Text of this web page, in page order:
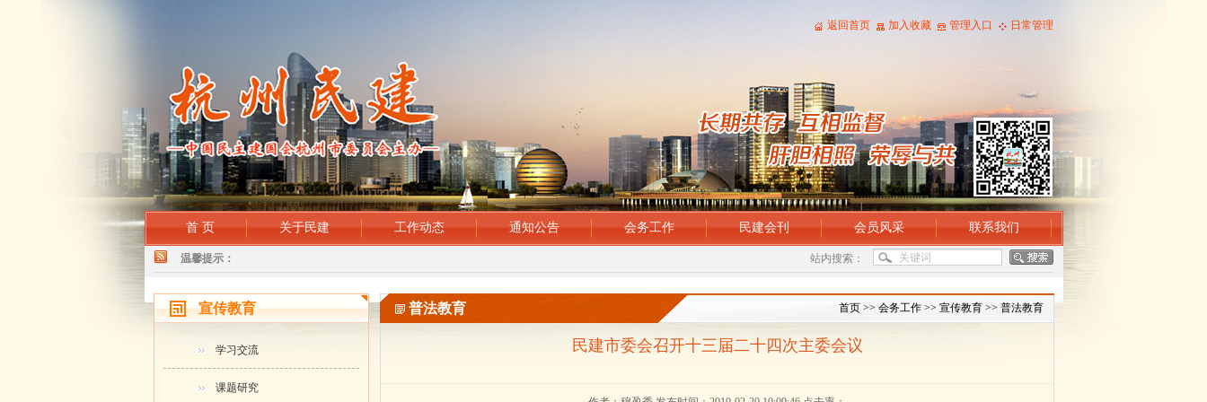
返回首页 加入收藏 管理入口 日常管理
首 页 关于民建 工作动态 通知公告 会务工作 民建会刊 会员风采 联系我们
温馨提示： 站内搜索：
宣传教育
学习交流
课题研究
首页 >> 会务工作 >> 宣传教育 >> 普法教育
普法教育
民建市委会召开十三届二十四次主委会议